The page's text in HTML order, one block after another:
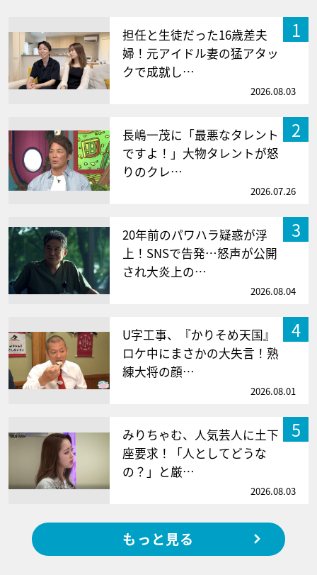
1
担任と生徒だった16歳差夫
婦！元アイドル妻の猛アタッ
クで成就し…
2026.08.03
2
長嶋一茂に「最悪なタレント
ですよ！」大物タレントが怒
りのクレ…
2026.07.26
3
20年前のパワハラ疑惑が浮
上！SNSで告発…怒声が公開
され大炎上の…
2026.08.04
4
U字工事、『かりそめ天国』
ロケ中にまさかの大失言！熟
練大将の顔…
2026.08.01
5
みりちゃむ、人気芸人に土下
座要求！「人としてどうな
の？」と厳…
2026.08.03
もっと見る